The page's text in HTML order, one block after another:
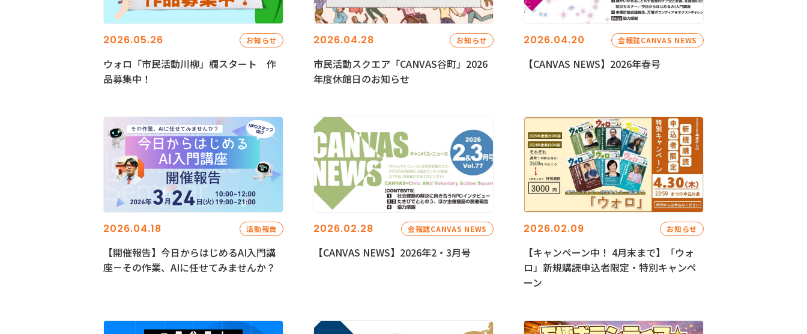
2026.05.26 お知らせ
ウォロ「市民活動川柳」欄スタート 作
品募集中！
2026.04.28 お知らせ
市民活動スクエア「CANVAS谷町」2026
年度休館日のお知らせ
2026.04.20 会報誌CANVAS NEWS
【CANVAS NEWS】2026年春号
2026.04.18 活動報告
【開催報告】今日からはじめるAI入門講
座－その作業、AIに任せてみませんか？
2026.02.28 会報誌CANVAS NEWS
【CANVAS NEWS】2026年2・3月号
2026.02.09 お知らせ
【キャンペーン中！ 4月末まで】「ウォ
ロ」新規購読申込者限定・特別キャンペ
ーン